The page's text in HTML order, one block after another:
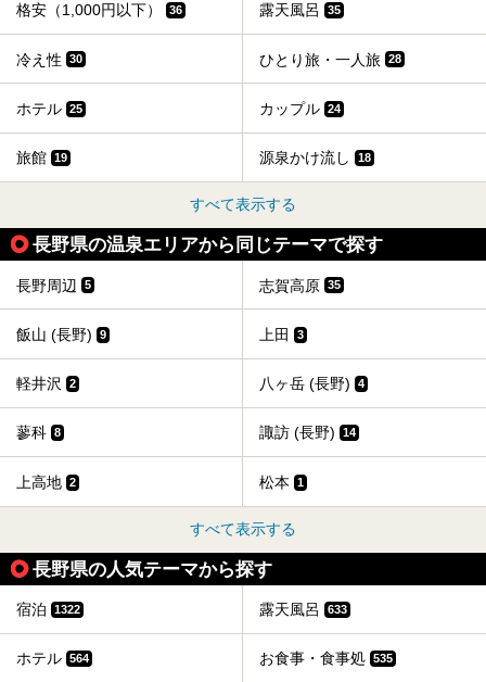
格安（1,000円以下） 36 露天風呂 35
冷え性 30 ひとり旅・一人旅 28
ホテル 25 カップル 24
旅館 19 源泉かけ流し 18
すべて表示する
長野県の温泉エリアから同じテーマで探す
長野周辺 5 志賀高原 35
飯山 (長野) 9 上田 3
軽井沢 2 八ヶ岳 (長野) 4
蓼科 8 諏訪 (長野) 14
上高地 2 松本 1
すべて表示する
長野県の人気テーマから探す
宿泊 1322 露天風呂 633
ホテル 564 お食事・食事処 535